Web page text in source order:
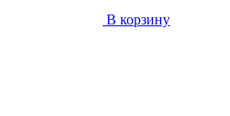
В корзину